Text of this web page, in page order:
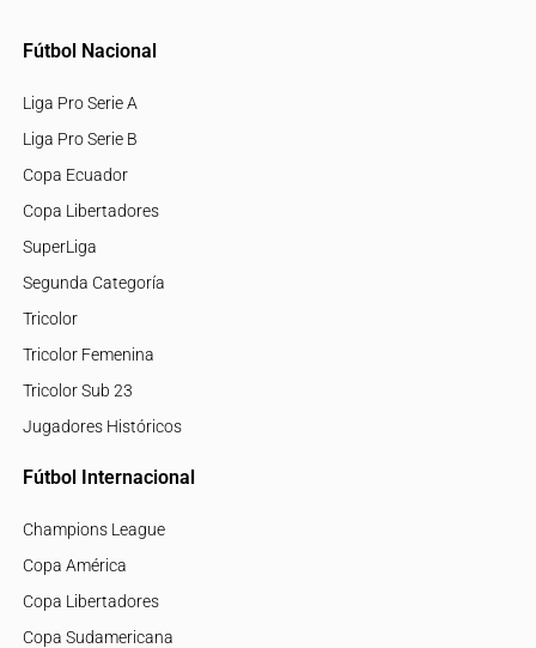
Fútbol Nacional
Liga Pro Serie A
Liga Pro Serie B
Copa Ecuador
Copa Libertadores
SuperLiga
Segunda Categoría
Tricolor
Tricolor Femenina
Tricolor Sub 23
Jugadores Históricos
Fútbol Internacional
Champions League
Copa América
Copa Libertadores
Copa Sudamericana